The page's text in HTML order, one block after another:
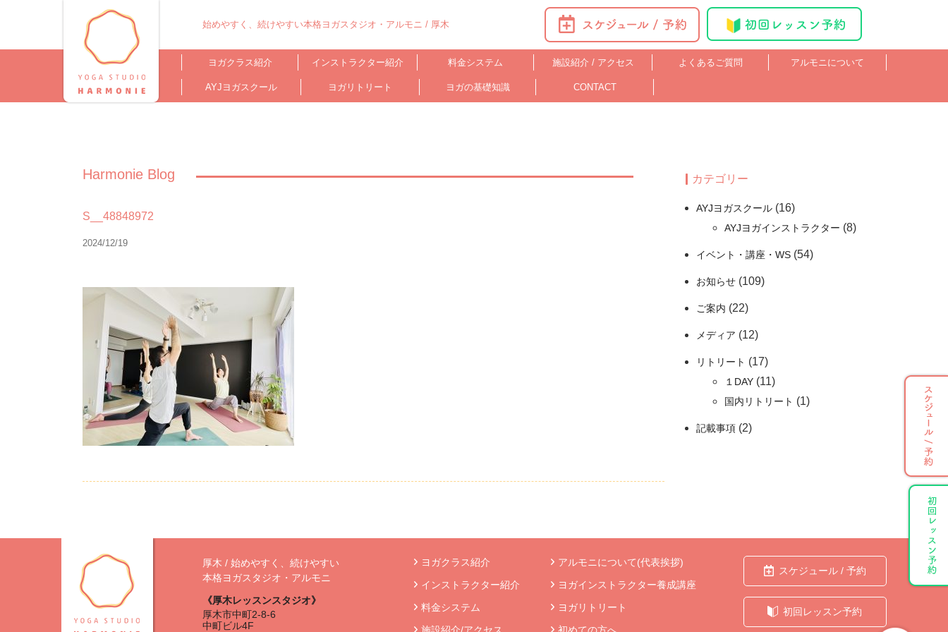
始めやすく、続けやすい本格ヨガスタジオ・アルモニ / 厚木
ヨガクラス紹介 インストラクター紹介 料金システム 施設紹介 / アクセス よくあるご質問 アルモニについて
AYJヨガスクール ヨガリトリート ヨガの基礎知識 CONTACT
Harmonie Blog
S__48848972
2024/12/19
カテゴリー
AYJヨガスクール (16)
AYJヨガインストラクター (8)
イベント・講座・WS (54)
お知らせ (109)
ご案内 (22)
メディア (12)
リトリート (17)
１DAY (11)
国内リトリート (1)
記載事項 (2)
ヨガクラス紹介
インストラクター紹介
料金システム
アルモニについて(代表挨拶)
ヨガインストラクター養成講座
ヨガリトリート
スケジュール / 予約
初回レッスン予約
厚木 / 始めやすく、続けやすい
本格ヨガスタジオ・アルモニ
《厚木レッスンスタジオ》
厚木市中町2-8-6
中町ビル4F